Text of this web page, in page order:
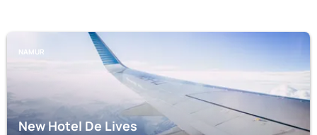
NAMUR
New Hotel De Lives